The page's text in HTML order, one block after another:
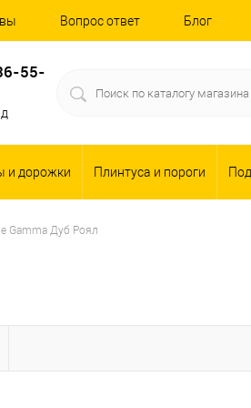
Вопрос ответ Блог
55-
и дорожки Плинтуса и пороги
Gamma Дуб Роял